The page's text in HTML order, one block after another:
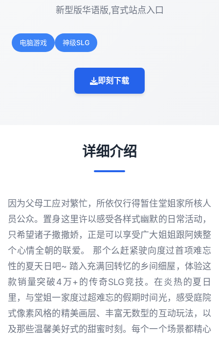
新型版华语版,官式站点入口
电脑游戏 神级SLG
即刻下载
详细介绍
因为父母工应对繁忙，所依仅行得暂住堂姐家所核人
员公众。置身这里许以感受各样式幽默的日常活动，
只希望诸子撒撒娇，正是可以享受广大姐姐跟阿姨整
个心情全朝的联爱。 那个么赶紧驶向度过首项难忘
性的夏天日吧~ 踏入充满回转忆的乡间细屋，体验这
款销量突破4万+的传奇SLG竞技。在炎热的夏日
里，与堂姐一家度过超难忘的假期时间光，感受庭院
式像素风格的精美画层、丰富无数型的互动玩法，以
及那些温馨美好式的甜蜜时刻。每个一个场景都精心